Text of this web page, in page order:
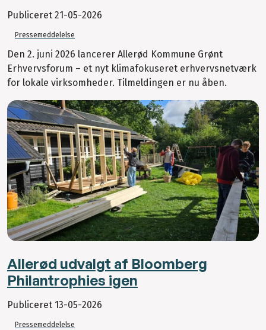
Publiceret 21-05-2026
Pressemeddelelse
Den 2. juni 2026 lancerer Allerød Kommune Grønt
Erhvervsforum – et nyt klimafokuseret erhvervsnetværk
for lokale virksomheder. Tilmeldingen er nu åben.
Allerød udvalgt af Bloomberg
Philantrophies igen
Publiceret 13-05-2026
Pressemeddelelse